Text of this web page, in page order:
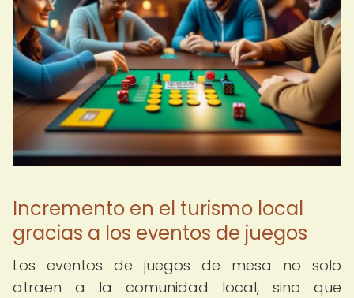
Incremento en el turismo local
gracias a los eventos de juegos
Los eventos de juegos de mesa no solo
atraen a la comunidad local, sino que